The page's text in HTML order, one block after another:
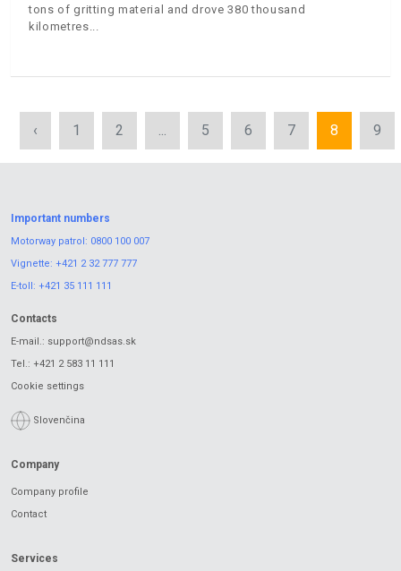
tons of gritting material and drove 380 thousand
kilometres
‹ 1 2 5 6 7 8 9
Important numbers
Motorway patrol: 0800 100 007
Vignette: +421 2 32 777 777
E-toll: +421 35 111 111
Contacts
E-mail.: support@ndsas.sk
Tel.: +421 2 583 11 111
Cookie settings
Slovenčina
Company
Company profile
Contact
Services